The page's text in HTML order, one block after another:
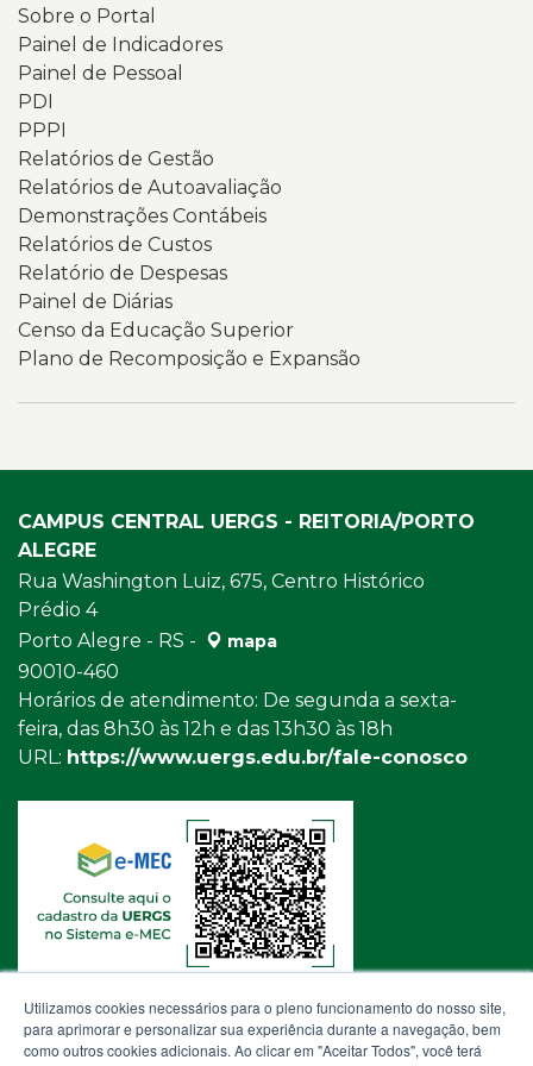
Sobre o Portal
Painel de Indicadores
Painel de Pessoal
PDI
PPPI
Relatórios de Gestão
Relatórios de Autoavaliação
Demonstrações Contábeis
Relatórios de Custos
Relatório de Despesas
Painel de Diárias
Censo da Educação Superior
Plano de Recomposição e Expansão
CAMPUS CENTRAL UERGS - REITORIA/PORTO
ALEGRE
Rua Washington Luiz, 675, Centro Histórico
Prédio 4
Porto Alegre - RS -
mapa
90010-460
Horários de atendimento: De segunda a sexta-
feira, das 8h30 às 12h e das 13h30 às 18h
URL: https://www.uergs.edu.br/fale-conosco
Utilizamos cookies necessários para o pleno funcionamento do nosso site,
para aprimorar e personalizar sua experiência durante a navegação, bem
como outros cookies adicionais. Ao clicar em "Aceitar Todos", você terá